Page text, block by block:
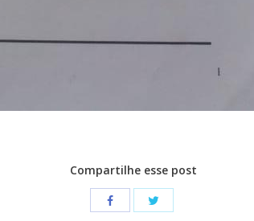
Compartilhe esse post